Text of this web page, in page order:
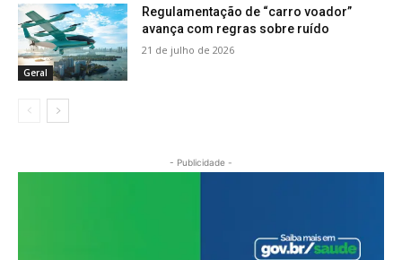
Geral
Regulamentação de “carro voador”
avança com regras sobre ruído
21 de julho de 2026
- Publicidade -